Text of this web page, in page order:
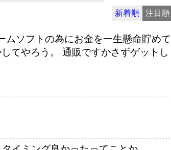
新着順 注目順
ソフトの為にお金を一生懸命貯めて
てやろう。 通販ですかさずゲットし